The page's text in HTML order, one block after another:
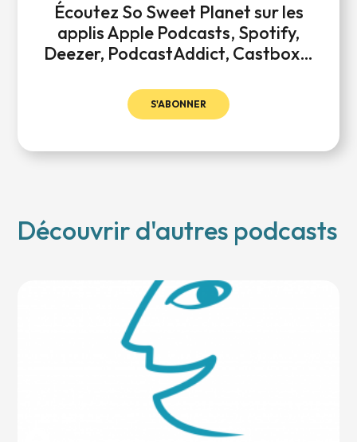
Écoutez So Sweet Planet sur les
applis Apple Podcasts, Spotify,
Deezer, PodcastAddict, Castbox…
S'ABONNER
Découvrir d'autres podcasts